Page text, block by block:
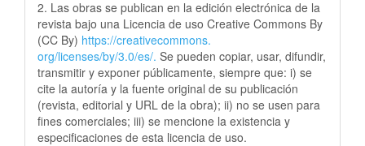
2. Las obras se publican en la edición electrónica de la
revista bajo una Licencia de uso Creative Commons By
(CC By) https://creativecommons.
org/licenses/by/3.0/es/. Se pueden copiar, usar, difundir,
transmitir y exponer públicamente, siempre que: i) se
cite la autoría y la fuente original de su publicación
(revista, editorial y URL de la obra); ii) no se usen para
fines comerciales; iii) se mencione la existencia y
especificaciones de esta licencia de uso.